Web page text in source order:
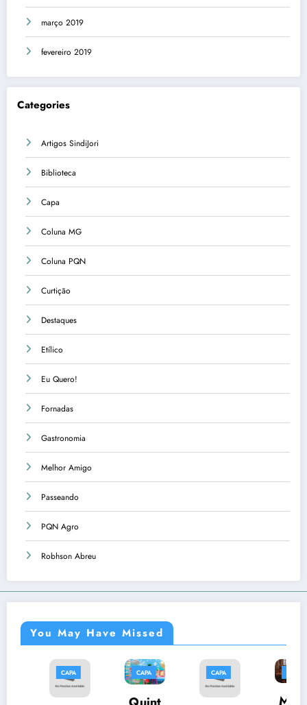
março 2019
fevereiro 2019
Categories
Artigos SindiJori
Biblioteca
Capa
Coluna MG
Coluna PQN
Curtição
Destaques
Etílico
Eu Quero!
Fornadas
Gastronomia
Melhor Amigo
Passeando
PQN Agro
Robhson Abreu
You May Have Missed
CAPA CAPA CAPA
Músi